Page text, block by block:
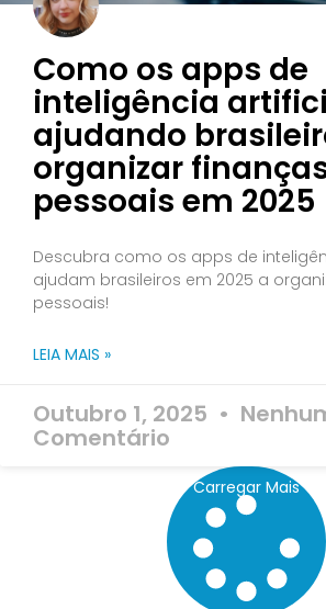
Como os apps de
inteligência
ajudando
organizar
pessoais em 2025
Descubra como os apps de
ajudam brasileiros em 2025 a
pessoais!
LEIA MAIS »
Outubro 1, 2025
Comentário
Carregar Mais